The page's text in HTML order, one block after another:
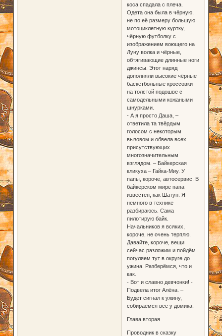
коса спадала с плеча.
Одета она была в чёрную,
не по её размеру большую
мотоциклетную куртку,
чёрную футболку с
изображением воющего на
Луну волка и чёрные,
обтягивающие длинные ноги
джинсы. Этот наряд
дополняли высокие чёрные
баскетбольные кроссовки
на толстой подошве с
самодельными кожаными
шнурками.
- А я просто Даша, –
ответила та твёрдым
голосом с некоторым
вызовом и обвела всех
присутствующих
многозначительным
взглядом. – Байкерская
кликуха – Гайка-Миу. У
папы, короче, автосервис. В
байкерском мире папа
известен, как Шатун. Я
немного в технике
разбираюсь. Сама
пилотирую байк.
Начальников я всяких,
короче, не очень терплю.
Давайте, короче, вещи
сейчас разложим и пойдём
погуляем тут в округе до
ужина. Разберёмся, что и
как.
- Вот и славно девчонки! -
Подвела итог Алёна. –
Будет сигнал к ужину,
собираемся все у домика.
Глава вторая
Проводник в сказку